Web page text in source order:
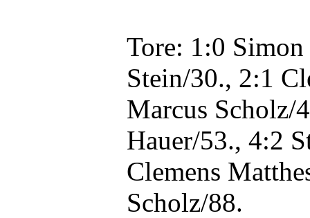
Tore: 1:0
Stein/30., 2:1
Marcus Scholz/
Hauer/53., 4:2
Clemens
Scholz/88.